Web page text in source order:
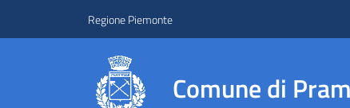
Regione Piemonte
Comune di